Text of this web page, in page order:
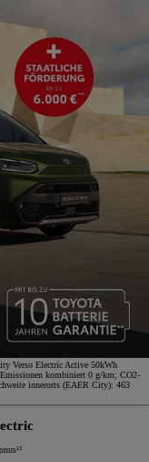
Verso Electric Active 50kWh
kombiniert 0 g/km; CO2-
innerorts (EAER City): 463